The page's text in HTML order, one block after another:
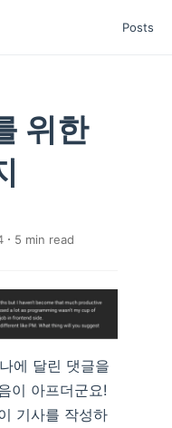
Posts
위한
5 min read
에 달린 댓글을
이 아프더군요!
기사를 작성하